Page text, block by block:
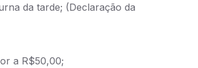
da tarde; (Declaração da
a R$50,00;